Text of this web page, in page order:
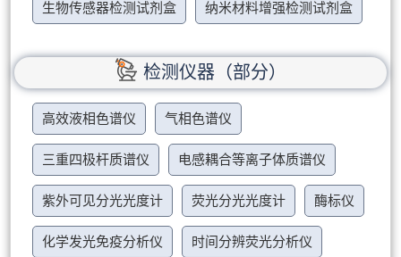
生物传感器检测试剂盒 纳米材料增强检测试剂盒
检测仪器（部分）
高效液相色谱仪 气相色谱仪
三重四极杆质谱仪 电感耦合等离子体质谱仪
紫外可见分光光度计 荧光分光光度计 酶标仪
化学发光免疫分析仪 时间分辨荧光分析仪